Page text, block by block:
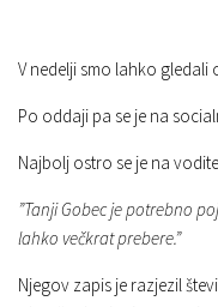
V nedelji smo lahko gledali
Po oddaji pa se je na
Najbolj ostro se je na
”Tanji Gobec je potrebno
lahko večkrat prebere.”
Njegov zapis je razjezil